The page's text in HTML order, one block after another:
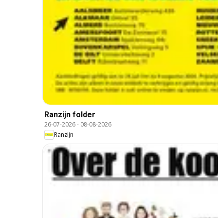
Ranzijn folder
26-07-2026- 08-08-2026
Ranzijn